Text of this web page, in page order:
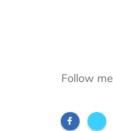
Follow me